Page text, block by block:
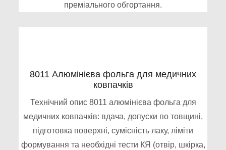
преміального обгортання.
8011 Алюмінієва фольга для медичних
ковпачків
Технічний опис 8011 алюмінієва фольга для
медичних ковпачків: вдача, допуски по товщині,
підготовка поверхні, сумісність лаку, ліміти
формування та необхідні тести КЯ (отвір, шкірка,